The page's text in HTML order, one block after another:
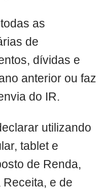
as
de
dívidas e
anterior ou faz
do IR.
utilizando
tablet e
de Renda,
e de